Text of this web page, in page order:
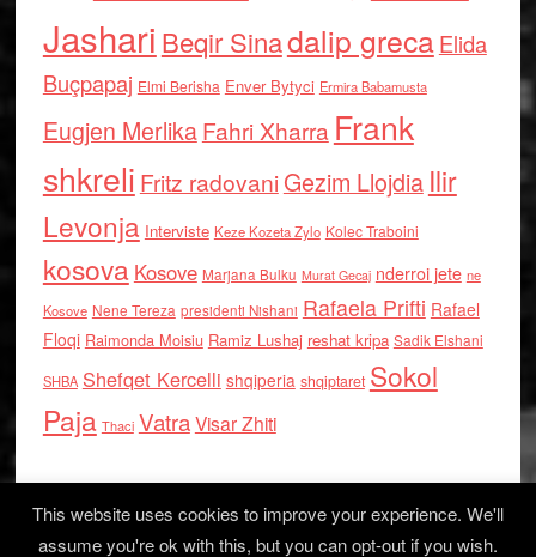
Jashari Beqir Sinadalip grecaElida
Buçpapaj Elmi Berisha Enver Bytyci Ermira Babamusta
Eugjen MerlikaFahri Xharra Frank
shkreli Fritz radovaniGezim Llojdia Ilir
Levonja Interviste Keze Kozeta Zylo Kolec Traboini
kosova Kosove Marjana Bulku Murat Gecaj nderroi jete ne
Kosove Nene Tereza presidenti Nishani Rafaela Prifti Rafael
Floqi Raimonda Moisiu Ramiz Lushaj reshat kripa Sadik Elshani
SHBA Shefqet Kercelli shqiperia shqiptaret Sokol
Paja Thaci VatraVisar Zhiti
This website uses cookies to improve your experience. We'll
assume you're ok with this, but you can opt-out if you wish.